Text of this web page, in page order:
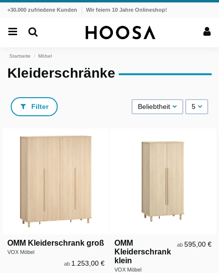
+30.000 zufriedene Kunden Wir feiern 10 Jahre Onlineshop!
Startseite Möbel
Kleiderschränke
Filter Beliebtheit 5
OMM Kleiderschrank groß
VOX Möbel
ab 1.253,00 €
OMM
Kleiderschrank
klein
VOX Möbel
ab 595,00 €